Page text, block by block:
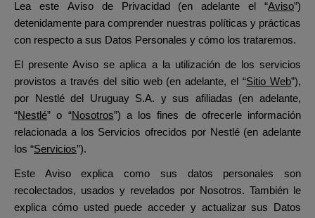
Lea este Aviso de Privacidad (en adelante el “Aviso”)
detenidamente para comprender nuestras políticas y prácticas
con respecto a sus Datos Personales y cómo los trataremos.
El presente Aviso se aplica a la utilización de los servicios
provistos a través del sitio web (en adelante, el “Sitio Web”),
por Nestlé del Uruguay S.A. y sus afiliadas (en adelante,
“Nestlé” o “Nosotros”) a los fines de ofrecerle información
relacionada a los Servicios ofrecidos por Nestlé (en adelante
los “Servicios”).
Este Aviso explica como sus datos personales son
recolectados, usados y revelados por Nosotros. También le
explica cómo usted puede acceder y actualizar sus Datos